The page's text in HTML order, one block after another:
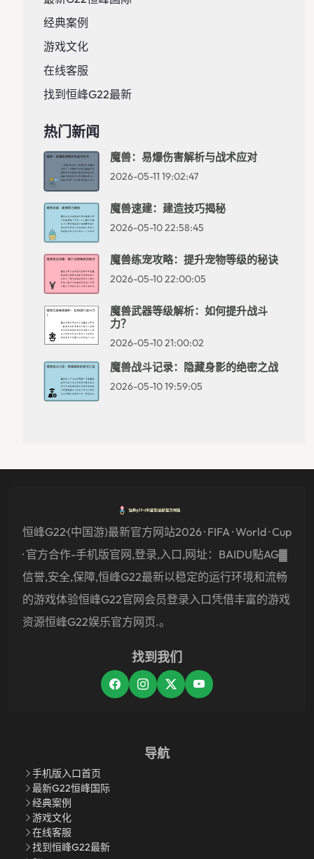
经典案例
游戏文化
在线客服
找到恒峰g22最新
热门新闻
魔兽：易爆伤害解析与战术应对
2026-05-11 19:02:47
魔兽速建：建造技巧揭秘
2026-05-10 22:58:45
魔兽练宠攻略：提升宠物等级的秘诀
2026-05-10 22:00:05
魔兽武器等级解析：如何提升战斗
力？
2026-05-10 21:00:02
魔兽战斗记录：隐藏身影的绝密之战
2026-05-10 19:59:05
恒峰g22·(中国游)最新官方网站2026 · FIFA · World · Cup
· 官方合作-手机版官网,登录,入口,网址：BAIDU點AG▓
信誉,安全,保障,恒峰g22最新以稳定的运行环境和流畅
的游戏体验恒峰g22官网会员登录入口凭借丰富的游戏
资源恒峰g22娱乐官方网页.。
找到我们
导航
手机版入口首页
最新G22恒峰国际
经典案例
游戏文化
在线客服
找到恒峰g22最新